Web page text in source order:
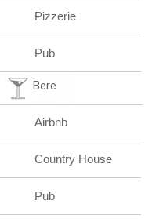
Pizzerie
Pub
Bere
Airbnb
Country House
Pub